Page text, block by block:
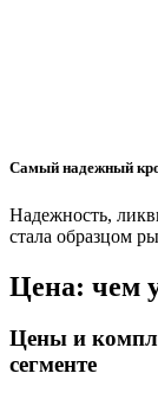
Самый надежный
Надежность,
стала образцом
Цена: чем
Цены и
сегменте